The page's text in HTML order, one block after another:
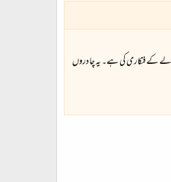
لے کے فنکاری کی ہے۔ یہ چادروں